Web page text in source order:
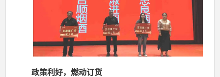
政策利好，燃动订货